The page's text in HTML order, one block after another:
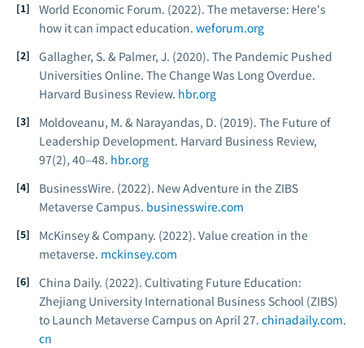
World Economic Forum. (2022). The metaverse: Here's
how it can impact education. weforum.org
Gallagher, S. & Palmer, J. (2020). The Pandemic Pushed
Universities Online. The Change Was Long Overdue.
Harvard Business Review. hbr.org
Moldoveanu, M. & Narayandas, D. (2019). The Future of
Leadership Development. Harvard Business Review,
97(2), 40–48. hbr.org
BusinessWire. (2022). New Adventure in the ZIBS
Metaverse Campus. businesswire.com
McKinsey & Company. (2022). Value creation in the
metaverse. mckinsey.com
China Daily. (2022). Cultivating Future Education:
Zhejiang University International Business School (ZIBS)
to Launch Metaverse Campus on April 27. chinadaily.com.
cn